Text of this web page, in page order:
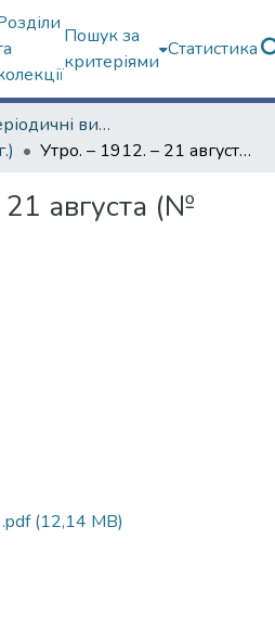
Пошук за
критеріями
Статистика
Харківські періодичні видання
Утро. – 1912. – 21 августа (№ 1729)
августа (№
(12,14 MB)